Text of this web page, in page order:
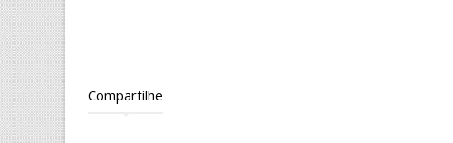
Compartilhe